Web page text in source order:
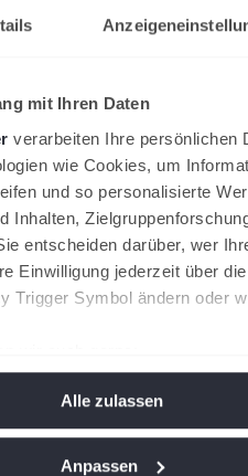
mit Ihren Daten
verarbeiten Ihre persönlichen
wie Cookies, um
und so personalisierte
Inhalten,
entscheiden darüber, wer
Einwilligung jederzeit über
Trigger Symbol ändern oder
Scannen nach bestimmten
Alle zulassen
Anpassen